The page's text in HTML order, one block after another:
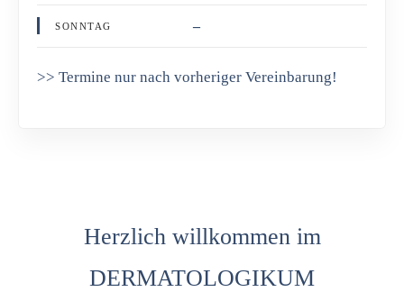
SONNTAG –
>> Termine nur nach vorheriger Vereinbarung!
Herzlich willkommen im
DERMATOLOGIKUM